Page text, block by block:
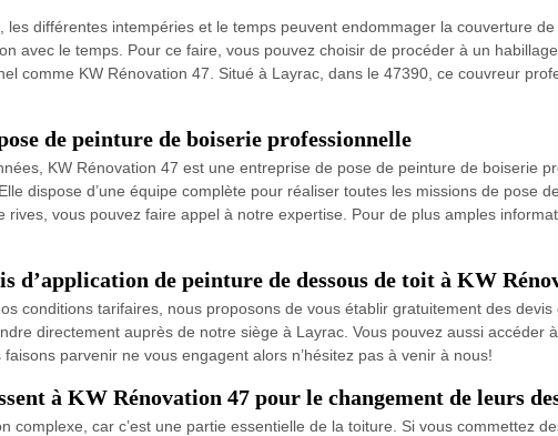
les différentes intempéries et le temps peuvent endommager la couverture
avec le temps. Pour ce faire, vous pouvez choisir de procéder à un
comme KW Rénovation 47. Situé à Layrac, dans le 47390, ce couvreur
de peinture de boiserie professionnelle
KW Rénovation 47 est une entreprise de pose de peinture de boiserie
dispose d’une équipe complète pour réaliser toutes les missions de pose
vous pouvez faire appel à notre expertise. Pour de plus amples
d’application de peinture de dessous de toit à KW
conditions tarifaires, nous proposons de vous établir gratuitement des
directement auprès de notre siège à Layrac. Vous pouvez aussi accéder
parvenir ne vous engagent alors n’hésitez pas à venir à nous!
à KW Rénovation 47 pour le changement de leurs
complexe, car c’est une partie essentielle de la toiture. Si vous commettez